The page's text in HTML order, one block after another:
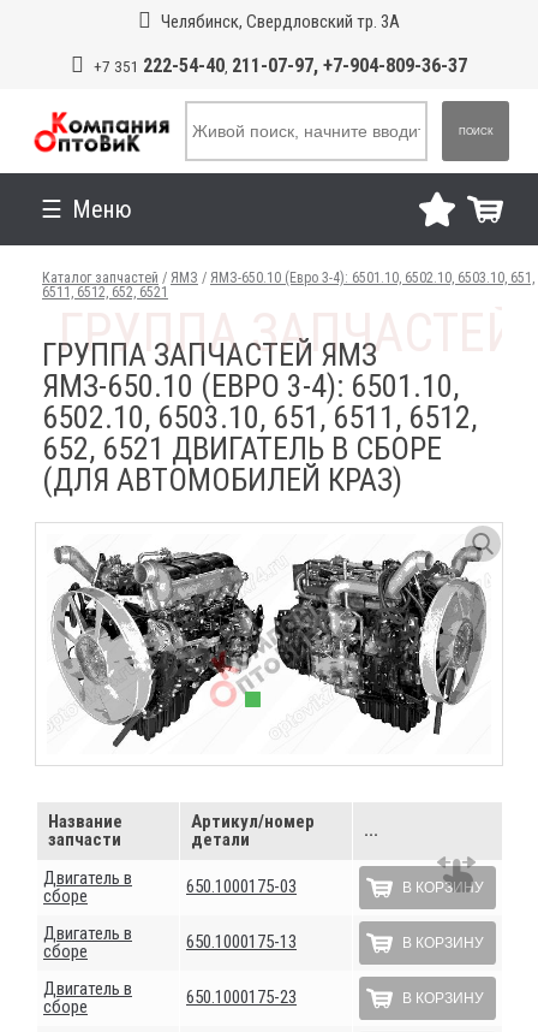
Челябинск, Свердловский тр. 3А
+7 351 222-54-40, 211-07-97, +7-904-809-36-37
ПОИСК
Меню
Каталог запчастей / ЯМЗ / ЯМЗ-650.10 (Евро 3-4): 6501.10, 6502.10, 6503.10, 651,
6511, 6512, 652, 6521
ГРУППА ЗАПЧАСТЕЙ ЯМЗ
ЯМЗ-650.10 (ЕВРО 3-4): 6501.10,
6502.10, 6503.10, 651, 6511, 6512,
652, 6521 ДВИГАТЕЛЬ В СБОРЕ
(ДЛЯ АВТОМОБИЛЕЙ КРАЗ)
Название
запчасти
Артикул/номер
детали
...
Двигатель в
сборе
650.1000175-03 В КОРЗИНУ
Двигатель в
сборе
650.1000175-13 В КОРЗИНУ
Двигатель в
сборе
650.1000175-23 В КОРЗИНУ